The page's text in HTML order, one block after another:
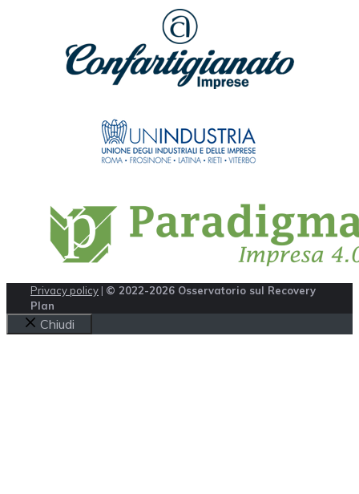
Privacy policy | © 2022-2026 Osservatorio sul Recovery
Plan
Chiudi